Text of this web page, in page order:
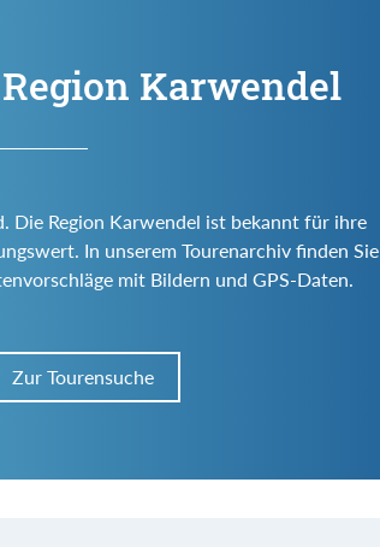
Karwendel
Die Region Karwendel ist bekannt für ihre
In unserem Tourenarchiv finden Sie
mit Bildern und GPS-Daten.
Zur Tourensuche